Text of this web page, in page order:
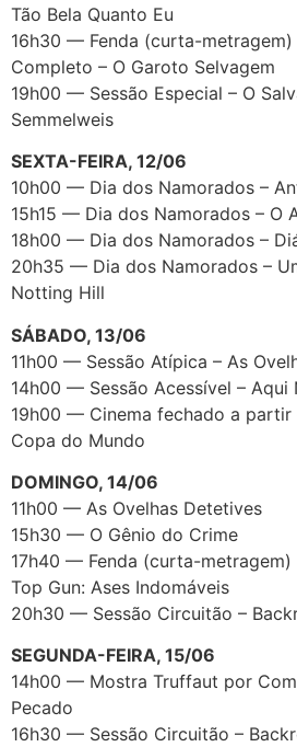
Tão Bela Quanto Eu
16h30 — Fenda (curta-
Completo – O Garoto Selvagem
19h00 — Sessão Especial – O
Semmelweis
SEXTA-FEIRA, 12/06
10h00 — Dia dos Namorados –
15h15 — Dia dos Namorados – O
18h00 — Dia dos Namorados –
20h35 — Dia dos Namorados –
Notting Hill
SÁBADO, 13/06
11h00 — Sessão Atípica – As
14h00 — Sessão Acessível – Aqui
19h00 — Cinema fechado a partir
Copa do Mundo
DOMINGO, 14/06
11h00 — As Ovelhas Detetives
15h30 — O Gênio do Crime
17h40 — Fenda (curta-metragem)
Top Gun: Ases Indomáveis
20h30 — Sessão Circuitão –
SEGUNDA-FEIRA, 15/06
14h00 — Mostra Truffaut por
Pecado
16h30 — Sessão Circuitão –